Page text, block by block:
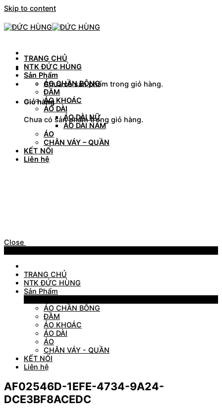
Skip to content
Chưa có sản phẩm trong giỏ hàng.
Giỏ hàng
Chưa có sản phẩm trong giỏ hàng.
TRANG CHỦ
NTK ĐỨC HÙNG
Sản Phẩm
ÁO CHẦN BÔNG
ĐẦM
ÁO KHOÁC
ÁO DÀI
ÁO DÀI NỮ
ÁO DÀI NAM
ÁO
CHÂN VÁY – QUẦN
KẾT NỐI
Liên hệ
Close
TRANG CHỦ
NTK ĐỨC HÙNG
Sản Phẩm
ÁO CHẦN BÔNG
ĐẦM
ÁO KHOÁC
ÁO DÀI
ÁO
CHÂN VÁY - QUẦN
KẾT NỐI
Liên hệ
AF02546D-1EFE-4734-9A24-
DCE3BF8ACEDC